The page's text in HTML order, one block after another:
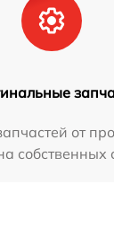
от
собственных